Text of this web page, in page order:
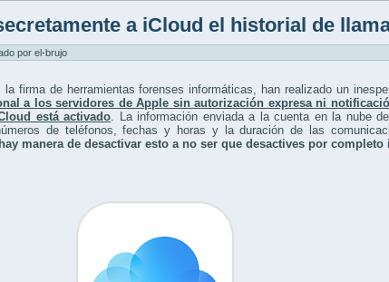
a iCloud el historial de
por el-brujo
la firma de herramientas forenses informáticas, han realizado un
a los servidores de Apple sin autorización expresa ni
está activado . La información enviada a la cuenta en la nube
de teléfonos, fechas y horas y la duración de las
manera de desactivar esto a no ser que desactives por completo